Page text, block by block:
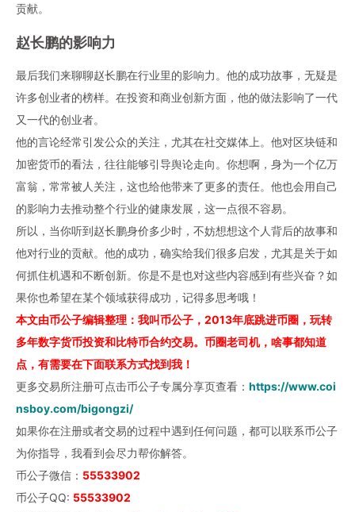
贡献。
赵长鹏的影响力
最后我们来聊聊赵长鹏在行业里的影响力。他的成功故事，无疑是
许多创业者的榜样。在投资和商业创新方面，他的做法影响了一代
又一代的创业者。
他的言论经常引发公众的关注，尤其在社交媒体上。他对区块链和
加密货币的看法，往往能够引导舆论走向。你想啊，身为一个亿万
富翁，常常被人关注，这也给他带来了更多的责任。他也会用自己
的影响力去推动整个行业的健康发展，这一点很不容易。
所以，当你听到赵长鹏身价多少时，不妨想想这个人背后的故事和
他对行业的贡献。他的成功，确实给我们很多启发，尤其是关于如
何抓住机遇和不断创新。你是不是也对这些内容感到有些兴奋？如
果你也希望在某个领域获得成功，记得多思考哦！
本文由币公子编辑整理：我叫币公子，2013年底跳进币圈，玩转
多年数字货币投资和比特币合约交易。币圈老司机，啥事都知道
点，有需要在下面联系方式找到我！
更多交易所注册可点击币公子专属分享页查看： https://www.coi
nsboy.com/bigongzi/
如果你在注册或者交易的过程中遇到任何问题，都可以联系币公子
为你指导，我看到会尽力帮你解答。
币公子微信： 55533902
币公子QQ: 55533902